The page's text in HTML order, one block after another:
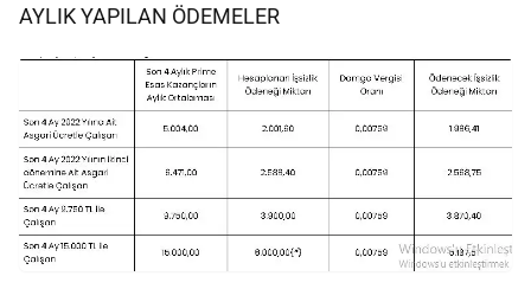
AYLIK YAPILAN ÖDEMELER